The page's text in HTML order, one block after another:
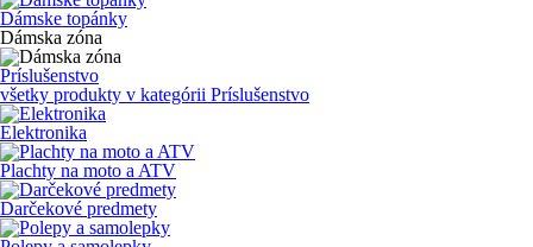
Dámske topánky
Dámska zóna
Príslušenstvo
všetky produkty v kategórii Príslušenstvo
Elektronika
Plachty na moto a ATV
Darčekové predmety